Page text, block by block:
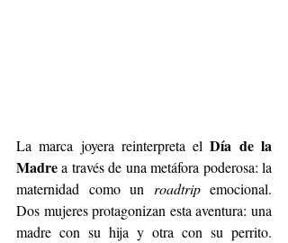
La marca joyera reinterpreta el Día de la
Madre a través de una metáfora poderosa: la
maternidad como un roadtrip emocional.
Dos mujeres protagonizan esta aventura: una
madre con su hija y otra con su perrito.